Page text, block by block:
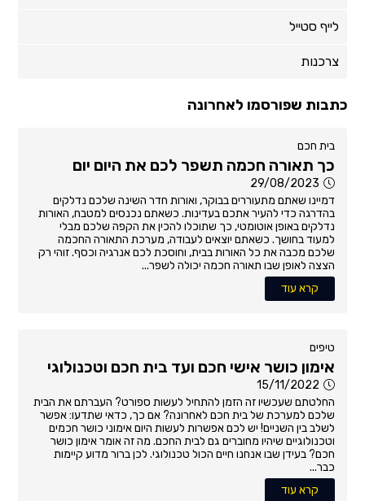
לייף סטייל
צרכנות
כתבות שפורסמו לאחרונה
בית חכם
כך תאורה חכמה תשפר לכם את היום יום
29/08/2023
דמיינו שאתם מתעוררים בבוקר, ואורות חדר השינה שלכם נדלקים
בהדרגה כדי להעיר אתכם בעדינות. כשאתם נכנסים למטבח, האורות
נדלקים באופן אוטומטי, כך שתוכלו להכין את הקפה שלכם מבלי
למעוד בחושך. כשאתם יוצאים לעבודה, מערכת התאורה החכמה
שלכם מכבה את כל האורות בבית, וחוסכת לכם אנרגיה וכסף. זוהי רק
הצצה לאופן שבו תאורה חכמה יכולה לשפר...
קרא עוד
טיפים
אימון כושר אישי חכם ועד בית חכם וטכנולוגי
15/11/2022
החלטתם שעכשיו זה הזמן להתחיל לעשות ספורט? העברתם את הבית
שלכם למערכת של בית חכם לאחרונה? אם כך, כדאי שתדעו: אפשר
לשלב בין השניים! יש לכם אפשרות לעשות היום אימוני כושר חכמים
וטכנולוגיים שיהיו מחוברים גם לבית החכם. מה זה אומר אימון כושר
חכם? בעידן שבו אנחנו חיים הכול טכנולוגי. לכן ברור מדוע קיימות
כבר...
קרא עוד